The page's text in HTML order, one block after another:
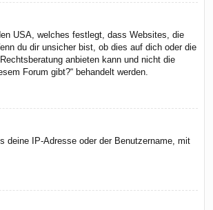
USA, welches festlegt, dass Websites, die
du dir unsicher bist, ob dies auf dich oder die
anbieten kann und nicht die
Forum gibt?“ behandelt werden.
deine IP-Adresse oder der Benutzername, mit